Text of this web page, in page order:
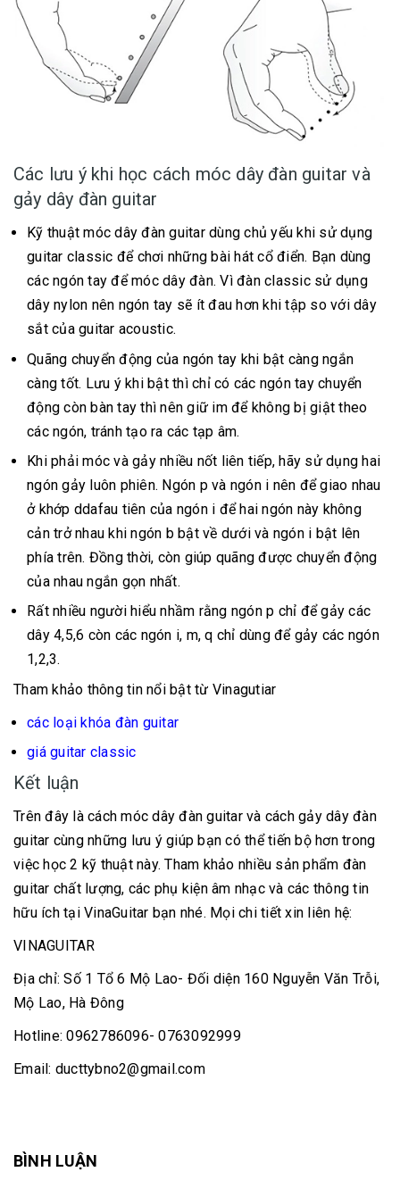
Các lưu ý khi học cách móc dây đàn guitar và
gảy dây đàn guitar
Kỹ thuật móc dây đàn guitar dùng chủ yếu khi sử dụng
guitar classic để chơi những bài hát cổ điển. Bạn dùng
các ngón tay để móc dây đàn. Vì đàn classic sử dụng
dây nylon nên ngón tay sẽ ít đau hơn khi tập so với dây
sắt của guitar acoustic.
Quãng chuyển động của ngón tay khi bật càng ngắn
càng tốt. Lưu ý khi bật thì chỉ có các ngón tay chuyển
động còn bàn tay thì nên giữ im để không bị giật theo
các ngón, tránh tạo ra các tạp âm.
Khi phải móc và gảy nhiều nốt liên tiếp, hãy sử dụng hai
ngón gảy luôn phiên. Ngón p và ngón i nên để giao nhau
ở khớp ddafau tiên của ngón i để hai ngón này không
cản trở nhau khi ngón b bật về dưới và ngón i bật lên
phía trên. Đồng thời, còn giúp quãng được chuyển động
của nhau ngắn gọn nhất.
Rất nhiều người hiểu nhầm rằng ngón p chỉ để gảy các
dây 4,5,6 còn các ngón i, m, q chỉ dùng để gảy các ngón
1,2,3.
Tham khảo thông tin nổi bật từ Vinagutiar
các loại khóa đàn guitar
giá guitar classic
Kết luận
Trên đây là cách móc dây đàn guitar và cách gảy dây đàn
guitar cùng những lưu ý giúp bạn có thể tiến bộ hơn trong
việc học 2 kỹ thuật này. Tham khảo nhiều sản phẩm đàn
guitar chất lượng, các phụ kiện âm nhạc và các thông tin
hữu ích tại VinaGuitar bạn nhé. Mọi chi tiết xin liên hệ:
VINAGUITAR
Địa chỉ: Số 1 Tổ 6 Mộ Lao- Đối diện 160 Nguyễn Văn Trỗi,
Mộ Lao, Hà Đông
Hotline: 0962786096- 0763092999
Email: ducttybno2@gmail.com
BÌNH LUẬN